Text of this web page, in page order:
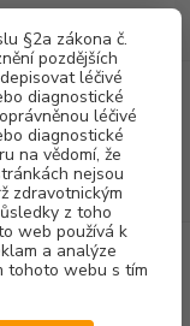
§2a zákona č.
pozdějších
léčivé
diagnostické
léčivé
diagnostické
na vědomí, že
nejsou
zdravotnickým
z toho
web používá k
a analýze
tohoto webu s tím
Menu
Hledat
za0,00 Kč
Pro